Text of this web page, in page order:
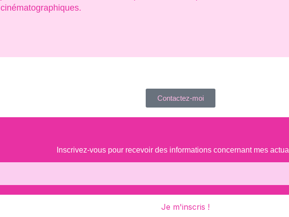
cinématographiques.
Contactez-moi
Inscrivez-vous pour recevoir des informations concernant mes